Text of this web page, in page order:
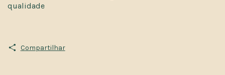
qualidade
Compartilhar